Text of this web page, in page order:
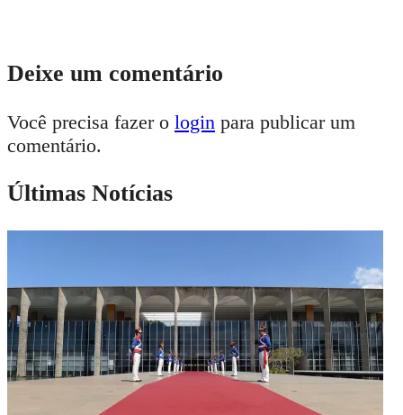
Deixe um comentário
Você precisa fazer o login para publicar um
comentário.
Últimas Notícias